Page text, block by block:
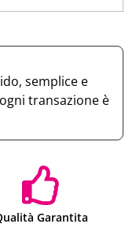
semplice e
transazione è
Garantita